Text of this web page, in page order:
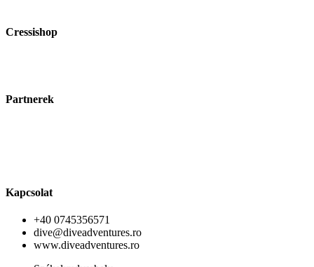
Cressishop
Partnerek
Kapcsolat
+40 0745356571
dive@diveadventures.ro
www.diveadventures.ro